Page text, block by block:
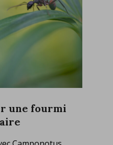
une fourmi